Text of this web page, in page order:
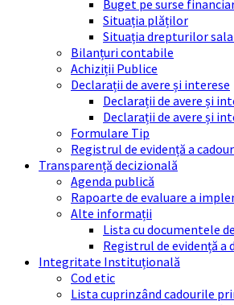
Buget pe surse
Situația plăților
Situația drepturilor
Bilanțuri contabile
Achiziții Publice
Declarații de avere și interese
Declarații de avere și
Declarații de avere și
Formulare Tip
Registrul de evidență a
Transparență decizională
Agenda publică
Rapoarte de evaluare a
Alte informații
Lista cu documentele
Registrul de evidență
Integritate Instituțională
Cod etic
Lista cuprinzând cadourile